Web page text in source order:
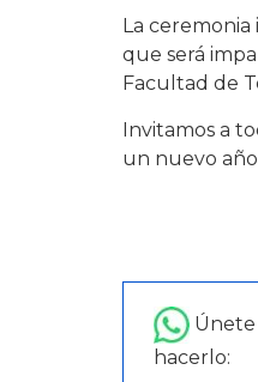
La
que será
Facultad de
Invitamos a
un nuevo
hacerlo: